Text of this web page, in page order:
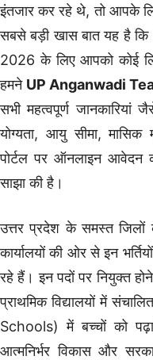
इंतजार कर रहे थे, तो आपके
सबसे बड़ी खास बात यह है
2026 के लिए आपको कोई
हमने UP Anganwadi
सभी महत्वपूर्ण जानकारियां
योग्यता, आयु सीमा,
पोर्टल पर ऑनलाइन आवेदन
साझा की है।
उत्तर प्रदेश के समस्त जिलों
कार्यालयों की ओर से इन
रहे हैं। इन पदों पर नियुक्त
प्राथमिक विद्यालयों में
Schools) में बच्चों को
आत्मनिर्भर विकास और